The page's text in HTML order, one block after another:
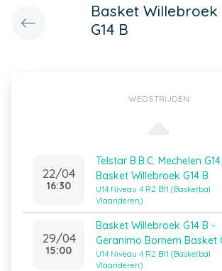
Basket Willebroek
G14 B
WEDSTRIJDEN
22/04
16:30
Telstar B.B.C. Mechelen
Basket Willebroek G14 B
U14 Niveau 4 R2 B11 (Basketbal
Vlaanderen)
29/04
15:00
Basket Willebroek G14 B -
Geranimo Bornem Basket
U14 Niveau 4 R2 B11 (Basketbal
Vlaanderen)